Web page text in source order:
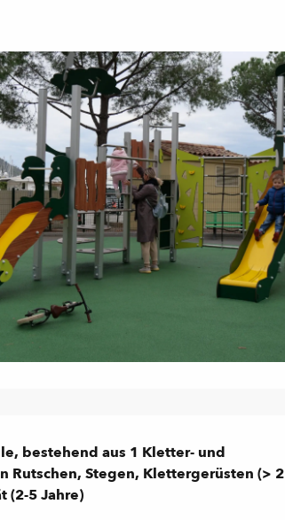
bestehend aus 1 Kletter- und
Rutschen, Stegen, Klettergerüsten (> 2
(2-5 Jahre)